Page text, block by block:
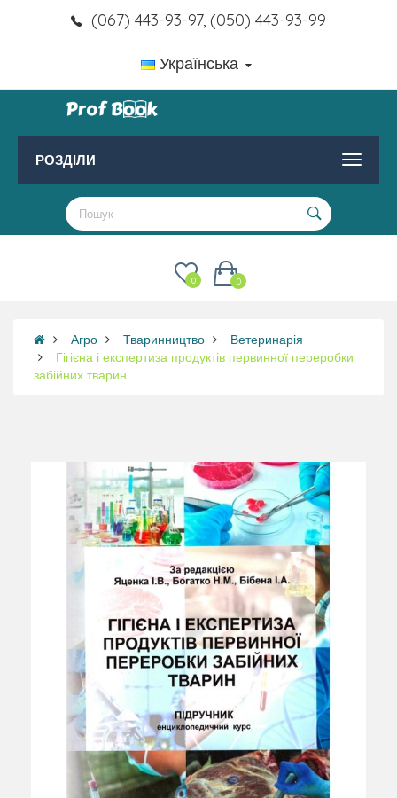
(067) 443-93-97, (050) 443-93-99
Українська
РОЗДІЛИ
0
0
Агро Тваринництво
Ветеринарія
Гігієна і експертиза продуктів первинної переробки
забійних тварин